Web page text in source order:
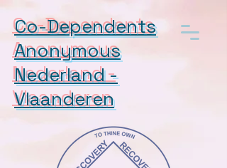
Co-Dependents
Anonymous
Nederland -
Vlaanderen